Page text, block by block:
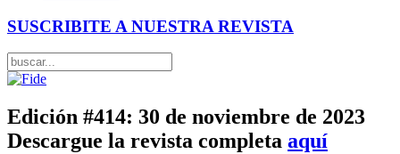
SUSCRIBITE A NUESTRA REVISTA
Edición #414: 30 de noviembre de 2023
Descargue la revista completa aquí